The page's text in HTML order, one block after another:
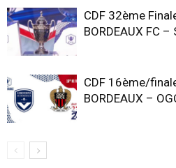
CDF 32ème
BORDEAUX FC –
CDF 16ème/
BORDEAUX –